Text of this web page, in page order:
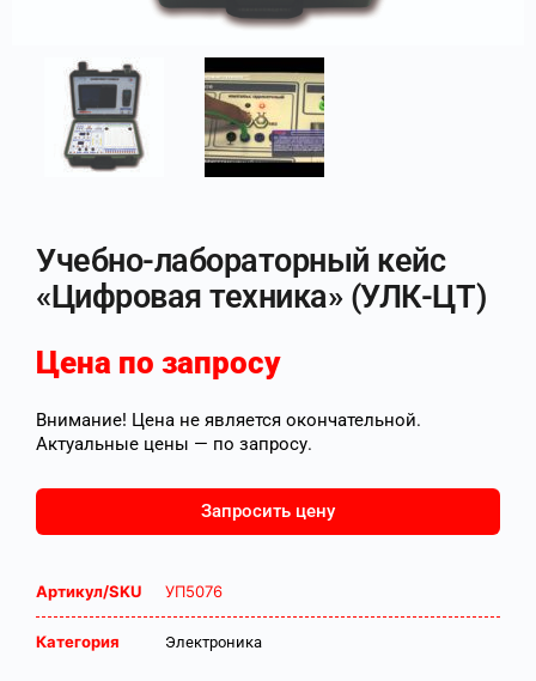
Учебно-лабораторный кейс
«Цифровая техника» (УЛК-ЦТ)
Цена по запросу
Внимание! Цена не является окончательной.
Актуальные цены — по запросу.
Запросить цену
Артикул/SKU УП5076
Категория Электроника